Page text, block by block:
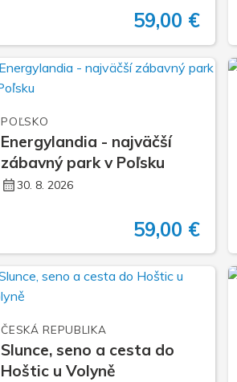
59,00 €
POĽSKO
Energylandia - najväčší
zábavný park v Poľsku
30. 8. 2026
59,00 €
ČESKÁ REPUBLIKA
Slunce, seno a cesta do
Hoštic u Volyně